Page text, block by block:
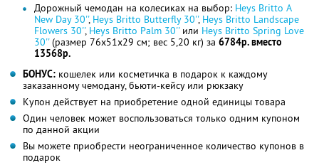
Дорожный чемодан на колесиках на выбор: Heys Britto A
New Day 30'', Heys Britto Butterfly 30'', Heys Britto Landscape
Flowers 30'', Heys Britto Palm 30''или Heys Britto Spring Love
30''(размер 76x51x29 см; вес 5,20 кг) за 6784р. вместо
13568р.
БОНУС: кошелек или косметичка в подарок к каждому
заказанному чемодану, бьюти-кейсу или рюкзаку
Купон действует на приобретение одной единицы товара
Один человек может воспользоваться только одним купоном
по данной акции
Вы можете приобрести неограниченное количество купонов в
подарок